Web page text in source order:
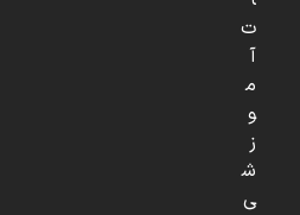
ت
آ
م
و
ز
ش
ی